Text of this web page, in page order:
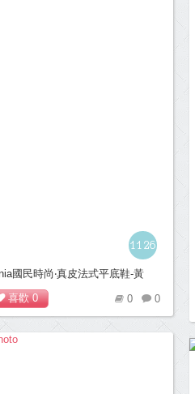
1126
國民時尚‧真皮法式平底鞋-黃
喜歡0 0
0